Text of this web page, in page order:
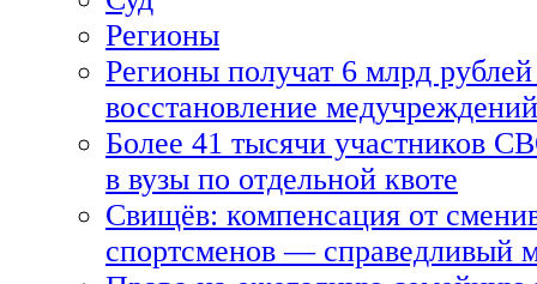
Регионы
Регионы получат 6 млрд рублей
восстановление медучреждений
Более 41 тысячи участников
в вузы по отдельной квоте
Свищёв: компенсация от
спортсменов — справедливый